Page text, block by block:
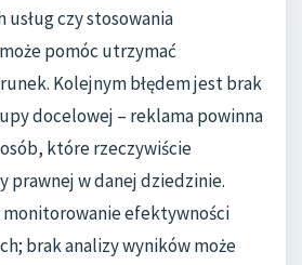
usług czy stosowania
pomóc utrzymać
Kolejnym błędem jest brak
docelowej – reklama powinna
które rzeczywiście
prawnej w danej dziedzinie.
monitorowanie efektywności
brak analizy wyników może